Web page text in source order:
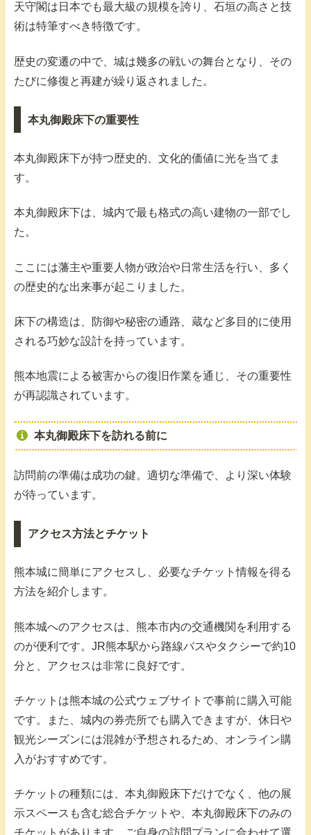
天守閣は日本でも最大級の規模を誇り、石垣の高さと技
術は特筆すべき特徴です。
歴史の変遷の中で、城は幾多の戦いの舞台となり、その
たびに修復と再建が繰り返されました。
本丸御殿床下の重要性
本丸御殿床下が持つ歴史的、文化的価値に光を当てま
す。
本丸御殿床下は、城内で最も格式の高い建物の一部でし
た。
ここには藩主や重要人物が政治や日常生活を行い、多く
の歴史的な出来事が起こりました。
床下の構造は、防御や秘密の通路、蔵など多目的に使用
される巧妙な設計を持っています。
熊本地震による被害からの復旧作業を通じ、その重要性
が再認識されています。
本丸御殿床下を訪れる前に
訪問前の準備は成功の鍵。適切な準備で、より深い体験
が待っています。
アクセス方法とチケット
熊本城に簡単にアクセスし、必要なチケット情報を得る
方法を紹介します。
熊本城へのアクセスは、熊本市内の交通機関を利用する
のが便利です。JR熊本駅から路線バスやタクシーで約10
分と、アクセスは非常に良好です。
チケットは熊本城の公式ウェブサイトで事前に購入可能
です。また、城内の券売所でも購入できますが、休日や
観光シーズンには混雑が予想されるため、オンライン購
入がおすすめです。
チケットの種類には、本丸御殿床下だけでなく、他の展
示スペースも含む総合チケットや、本丸御殿床下のみの